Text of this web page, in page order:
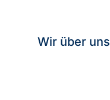
Wir über uns